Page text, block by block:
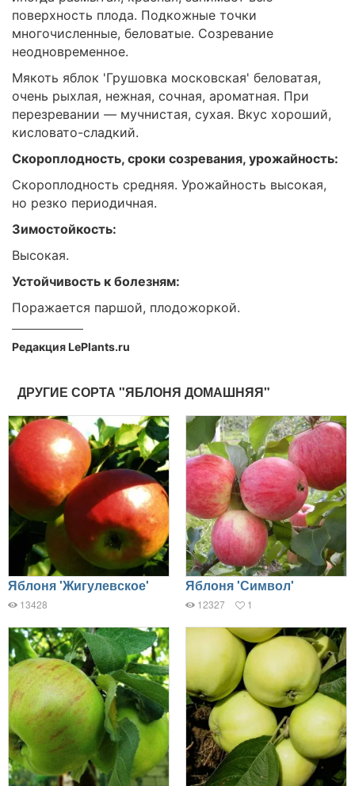
поверхность плода. Подкожные точки
многочисленные, беловатые. Созревание
неодновременное.
Мякоть яблок 'Грушовка московская' беловатая,
очень рыхлая, нежная, сочная, ароматная. При
перезревании — мучнистая, сухая. Вкус хороший,
кисловато-сладкий.
Скороплодность, сроки созревания, урожайность:
Скороплодность средняя. Урожайность высокая,
но резко периодичная.
Зимостойкость:
Высокая.
Устойчивость к болезням:
Поражается паршой, плодожоркой.
Редакция LePlants.ru
ДРУГИЕ СОРТА "ЯБЛОНЯ ДОМАШНЯЯ"
Яблоня 'Жигулевское'
13428
Яблоня 'Символ'
12327 1